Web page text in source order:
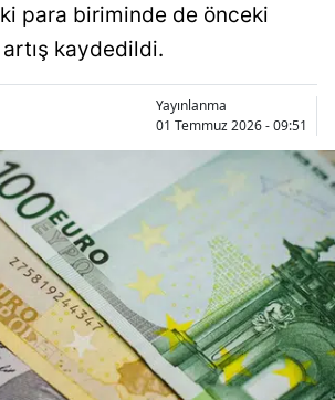
Bingöl
Burdur
Bursa
Çanakkale
Çankırı
para biriminde de önceki
kaydedildi.
Yayınlanma
01 Temmuz 2026 - 09:51